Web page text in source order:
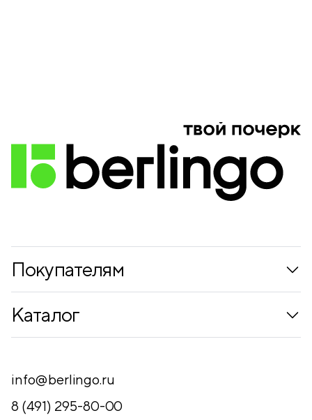
Покупателям
Контакты
Обратная связь
Каталог
Письменные принадлежности
Канцелярские принадлежности
info@berlingo.ru
8 (491) 295-80-00